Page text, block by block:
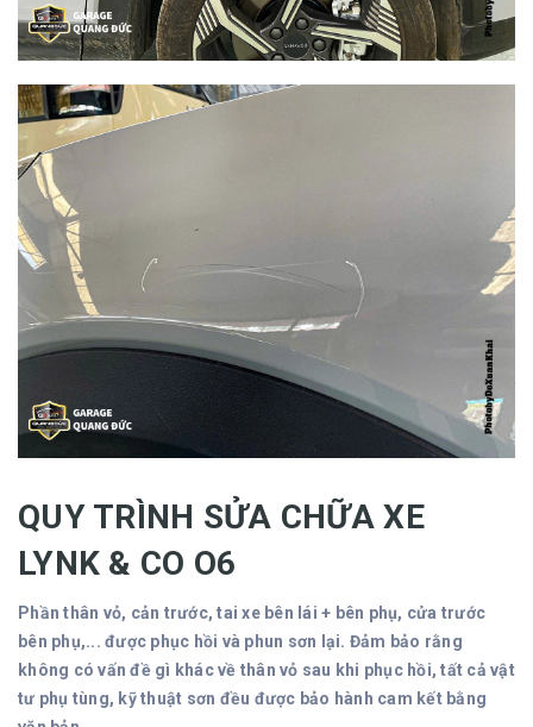
QUY TRÌNH SỬA CHỮA XE
LYNK & CO O6
Phần thân vỏ, cản trước, tai xe bên lái + bên phụ, cửa trước
bên phụ,... được phục hồi và phun sơn lại. Đảm bảo rằng
không có vấn đề gì khác về thân vỏ sau khi phục hồi, tất cả vật
tư phụ tùng, kỹ thuật sơn đều được bảo hành cam kết bằng